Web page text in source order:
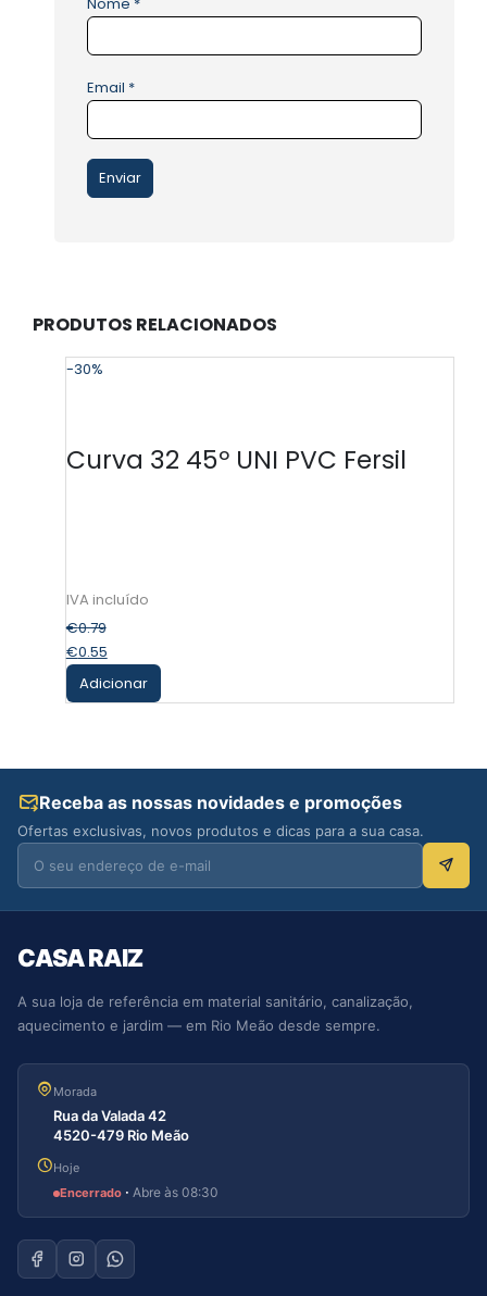
Email *
PRODUTOS RELACIONADOS
-30%
Curva 32 45º UNI PVC Fersil
€0.79
€0.55
Adicionar
Receba as nossas novidades e promoções
Ofertas exclusivas, novos produtos e dicas para a sua casa.
CASA RAIZ
A sua loja de referência em material sanitário, canalização,
aquecimento e jardim — em Rio Meão desde sempre.
Morada
Rua da Valada 42
4520-479 Rio Meão
Hoje
Encerrado · Abre às 08:30